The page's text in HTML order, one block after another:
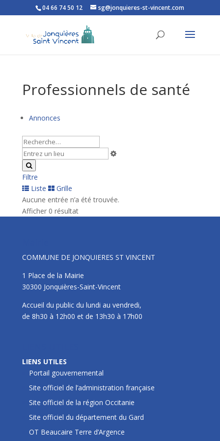
Ouvrir la barre d’outils
04 66 74 50 12 sg@jonquieres-st-vincent.com
Professionnels de santé
Annonces
Filtre
Liste
Grille
Aucune entrée n’a été trouvée.
Afficher 0 résultat
COMMUNE DE JONQUIERES ST VINCENT
1 Place de la Mairie
30300 Jonquières-Saint-Vincent
Accueil du public du lundi au vendredi,
de 8h30 à 12h00 et de 13h30 à 17h00
LIENS UTILES
Portail gouvernemental
Site officiel de l’administration française
Site officiel de la région Occitanie
Site officiel du département du Gard
OT Beaucaire Terre d’Argence